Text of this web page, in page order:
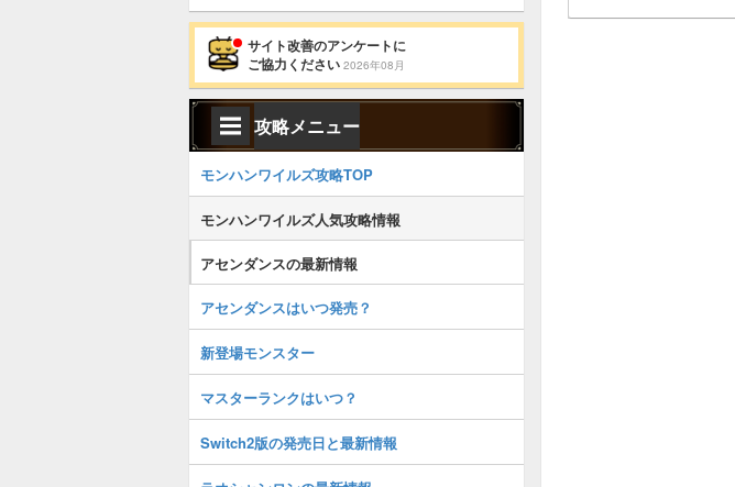
サイト改善のアンケートに
ご協力ください 2026年08月
攻略メニュー
モンハンワイルズ攻略TOP
モンハンワイルズ人気攻略情報
アセンダンスの最新情報
アセンダンスはいつ発売？
新登場モンスター
マスターランクはいつ？
Switch2版の発売日と最新情報